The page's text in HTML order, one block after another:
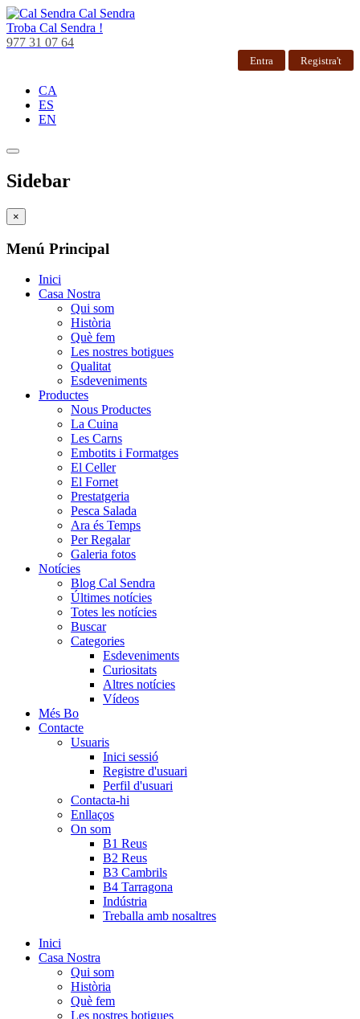
Cal Sendra
Troba Cal Sendra !
977 31 07 64
Entra Registra't
CA
ES
EN
Sidebar
×
Menú Principal
Inici
Casa Nostra
Qui som
Història
Què fem
Les nostres botigues
Qualitat
Esdeveniments
Productes
Nous Productes
La Cuina
Les Carns
Embotits i Formatges
El Celler
El Fornet
Prestatgeria
Pesca Salada
Ara és Temps
Per Regalar
Galeria fotos
Notícies
Blog Cal Sendra
Últimes notícies
Totes les notícies
Buscar
Categories
Esdeveniments
Curiositats
Altres notícies
Vídeos
Més Bo
Contacte
Usuaris
Inici sessió
Registre d'usuari
Perfil d'usuari
Contacta-hi
Enllaços
On som
B1 Reus
B2 Reus
B3 Cambrils
B4 Tarragona
Indústria
Treballa amb nosaltres
Inici
Casa Nostra
Qui som
Història
Què fem
Les nostres botigues